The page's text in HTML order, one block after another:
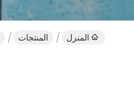
المنزل المنتجات